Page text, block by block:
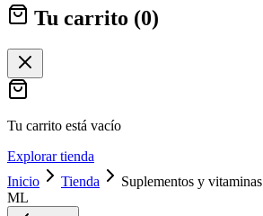
Tu carrito (0)
Tu carrito está vacío
Explorar tienda
Inicio
Tienda Suplementos y vitaminas
ML